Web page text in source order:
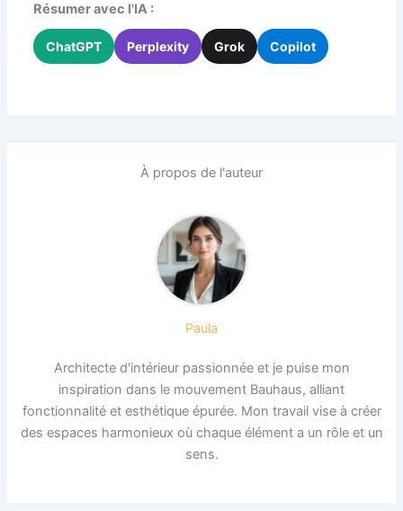
Résumer avec l'IA :
ChatGPT Perplexity Grok Copilot
À propos de l'auteur
Paula
Architecte d'intérieur passionnée et je puise mon
inspiration dans le mouvement Bauhaus, alliant
fonctionnalité et esthétique épurée. Mon travail vise à créer
des espaces harmonieux où chaque élément a un rôle et un
sens.